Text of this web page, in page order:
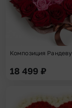
Композиция Рандеву
18 499 ₽